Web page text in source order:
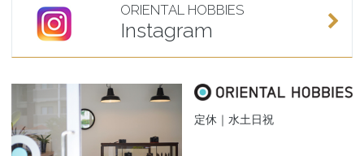
ORIENTAL HOBBIES
Instagram
定休｜水土日祝